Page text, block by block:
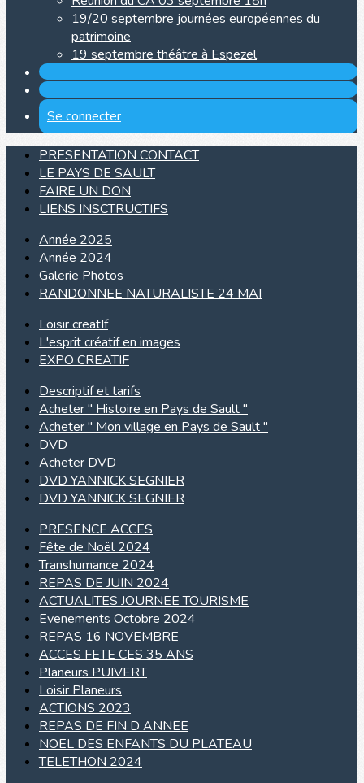
19/20 septembre journées européennes du
patrimoine
19 septembre théâtre à Espezel
Se connecter
PRESENTATION CONTACT
LE PAYS DE SAULT
FAIRE UN DON
LIENS INSCTRUCTIFS
Année 2025
Année 2024
Galerie Photos
RANDONNEE NATURALISTE 24 MAI
Loisir creatIf
L'esprit créatif en images
EXPO CREATIF
Descriptif et tarifs
Acheter " Histoire en Pays de Sault "
Acheter " Mon village en Pays de Sault "
DVD
Acheter DVD
DVD YANNICK SEGNIER
DVD YANNICK SEGNIER
PRESENCE ACCES
Fête de Noël 2024
Transhumance 2024
REPAS DE JUIN 2024
ACTUALITES JOURNEE TOURISME
Evenements Octobre 2024
REPAS 16 NOVEMBRE
ACCES FETE CES 35 ANS
Planeurs PUIVERT
Loisir Planeurs
ACTIONS 2023
REPAS DE FIN D ANNEE
NOEL DES ENFANTS DU PLATEAU
TELETHON 2024